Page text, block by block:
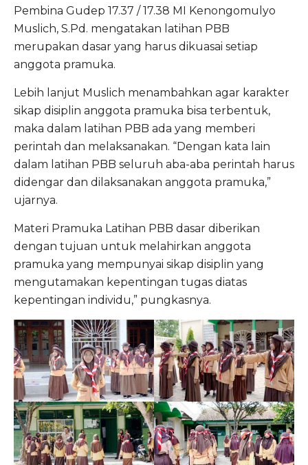
Pembina Gudep 17.37 / 17.38 MI Kenongomulyo
Muslich, S.Pd. mengatakan latihan PBB
merupakan dasar yang harus dikuasai setiap
anggota pramuka.
Lebih lanjut Muslich menambahkan agar karakter
sikap disiplin anggota pramuka bisa terbentuk,
maka dalam latihan PBB ada yang memberi
perintah dan melaksanakan. “Dengan kata lain
dalam latihan PBB seluruh aba-aba perintah harus
didengar dan dilaksanakan anggota pramuka,”
ujarnya.
Materi Pramuka Latihan PBB dasar diberikan
dengan tujuan untuk melahirkan anggota
pramuka yang mempunyai sikap disiplin yang
mengutamakan kepentingan tugas diatas
kepentingan individu,” pungkasnya.